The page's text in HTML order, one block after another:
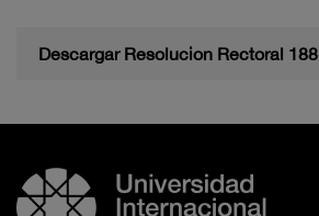
Descargar Resolucion Rectoral 188